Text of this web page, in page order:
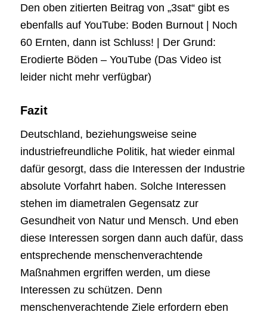
Den oben zitierten Beitrag von „3sat“ gibt es
ebenfalls auf YouTube: Boden Burnout | Noch
60 Ernten, dann ist Schluss! | Der Grund:
Erodierte Böden – YouTube (Das Video ist
leider nicht mehr verfügbar)
Fazit
Deutschland, beziehungsweise seine
industriefreundliche Politik, hat wieder einmal
dafür gesorgt, dass die Interessen der Industrie
absolute Vorfahrt haben. Solche Interessen
stehen im diametralen Gegensatz zur
Gesundheit von Natur und Mensch. Und eben
diese Interessen sorgen dann auch dafür, dass
entsprechende menschenverachtende
Maßnahmen ergriffen werden, um diese
Interessen zu schützen. Denn
menschenverachtende Ziele erfordern eben